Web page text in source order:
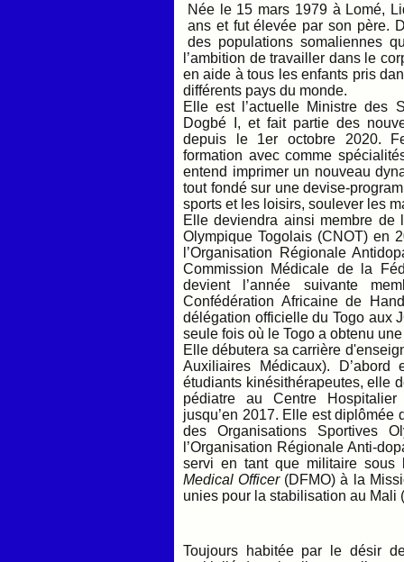
Née le 15 mars 1979 à Lomé,
ans et fut élevée par son père.
des populations somaliennes
l’ambition de travailler dans le
en aide à tous les enfants pris
différents pays du monde.
Elle est l’actuelle Ministre des
Dogbé I, et fait partie des
depuis le 1er octobre 2020.
formation avec comme
entend imprimer un nouveau
tout fondé sur une devise-
sports et les loisirs, soulever les
Elle deviendra ainsi membre de
Olympique Togolais (CNOT) en
l’Organisation Régionale
Commission Médicale de la
devient l’année suivante
Confédération Africaine de
délégation officielle du Togo aux
seule fois où le Togo a obtenu
Elle débutera sa carrière
Auxiliaires Médicaux).
étudiants kinésithérapeutes, elle
pédiatre au Centre
jusqu’en 2017. Elle est diplômée
des Organisations Sportives
l’Organisation Régionale Anti-
servi en tant que militaire
Medical Officer(DFMO) à la
unies pour la stabilisation au Mali
Toujours habitée par le désir